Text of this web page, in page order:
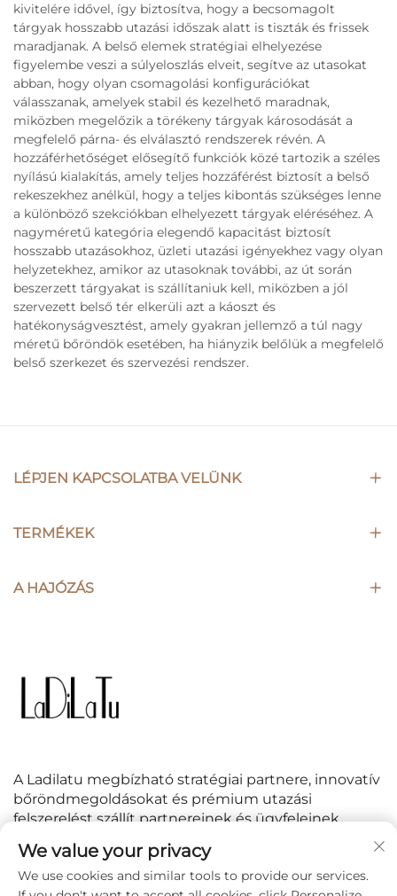
kivitelére idővel, így biztosítva, hogy a becsomagolt
tárgyak hosszabb utazási időszak alatt is tiszták és frissek
maradjanak. A belső elemek stratégiai elhelyezése
figyelembe veszi a súlyeloszlás elveit, segítve az utasokat
abban, hogy olyan csomagolási konfigurációkat
válasszanak, amelyek stabil és kezelhető maradnak,
miközben megelőzik a törékeny tárgyak károsodását a
megfelelő párna- és elválasztó rendszerek révén. A
hozzáférhetőséget elősegítő funkciók közé tartozik a széles
nyílású kialakítás, amely teljes hozzáférést biztosít a belső
rekeszekhez anélkül, hogy a teljes kibontás szükséges lenne
a különböző szekciókban elhelyezett tárgyak eléréséhez. A
nagyméretű kategória elegendő kapacitást biztosít
hosszabb utazásokhoz, üzleti utazási igényekhez vagy olyan
helyzetekhez, amikor az utasoknak további, az út során
beszerzett tárgyakat is szállítaniuk kell, miközben a jól
szervezett belső tér elkerüli azt a káoszt és
hatékonyságvesztést, amely gyakran jellemző a túl nagy
méretű bőröndök esetében, ha hiányzik belőlük a megfelelő
belső szerkezet és szervezési rendszer.
LÉPJEN KAPCSOLATBA VELÜNK
TERMÉKEK
A HAJÓZÁS
A Ladilatu megbízható stratégiai partnere, innovatív
bőröndmegoldásokat és prémium utazási
felszerelést szállít partnereinek és ügyfeleinek
KÖVESS MINKET
We value your privacy
We use cookies and similar tools to provide our services.